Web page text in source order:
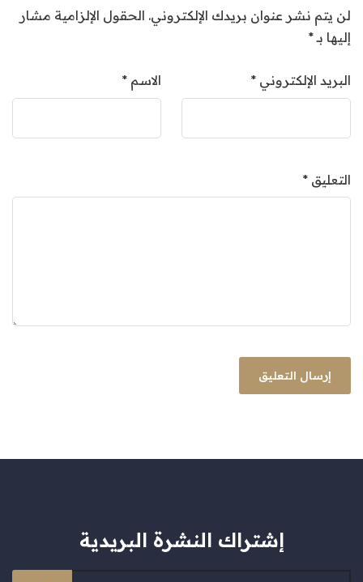
لن يتم نشر عنوان بريدك الإلكتروني. الحقول الإلزامية مشار
إليها بـ*
الاسم * البريد الإلكتروني *
التعليق *
إشتراك النشرة البريدية